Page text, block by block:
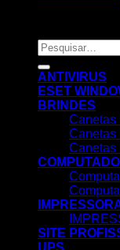
Pesquisar
por:
ANTIVIRUS
ESET
BRINDES
Canetas
Canetas
Canetas
SITE
UPS